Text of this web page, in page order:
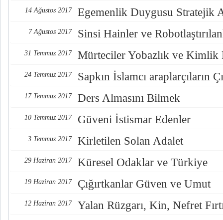
14 Ağustos 2017 Egemenlik Duygusu Stratejik
7 Ağustos 2017 Sinsi Hainler ve
31 Temmuz 2017 Mürteciler Yobazlık ve Kimlik
24 Temmuz 2017 Sapkın İslamcı araplarçıların
17 Temmuz 2017 Ders Almasını Bilmek
10 Temmuz 2017 Güveni İstismar Edenler
3 Temmuz 2017 Kirletilen Solan Adalet
29 Haziran 2017 Küresel Odaklar ve Türkiye
19 Haziran 2017 Çığırtkanlar Güven ve Umut
12 Haziran 2017 Yalan Rüzgarı, Kin, Nefret